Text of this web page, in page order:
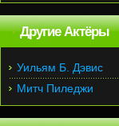
Другие Актёры
Уильям Б. Дэвис
Митч Пиледжи